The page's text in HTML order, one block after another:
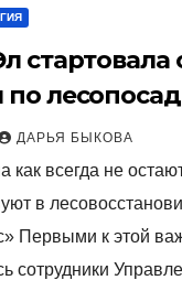
стартовала
по
ДАРЬЯ БЫКОВА
как всегда не
в
Первыми к этой
сотрудники